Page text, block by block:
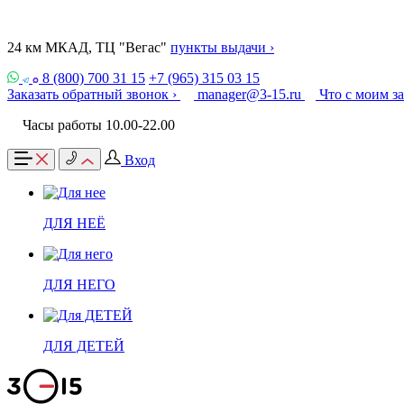
24 км МКАД, ТЦ "Вегас" пункты выдачи ›
8 (800) 700 31 15 +7 (965) 315 03 15
Заказать обратный звонок ›
manager@3-15.ru
Что с моим
Часы работы 10.00-22.00
Вход
ДЛЯ НЕЁ
ДЛЯ НЕГО
ДЛЯ ДЕТЕЙ